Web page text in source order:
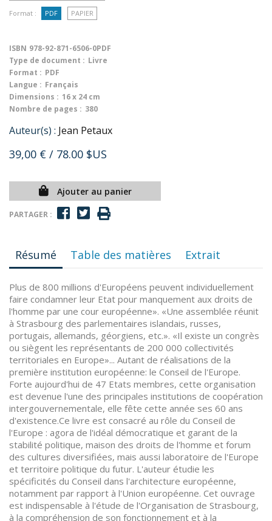
Format : PDF PAPIER
ISBN 978-92-871-6506-0PDF
Type de document : Livre
Format : PDF
Langue : Français
Dimensions : 16 x 24 cm
Nombre de pages : 380
Auteur(s) : Jean Petaux
39,00 € / 78.00 $US
Ajouter au panier
PARTAGER :
Résumé Table des matières Extrait
Plus de 800 millions d'Européens peuvent individuellement
faire condamner leur Etat pour manquement aux droits de
l'homme par une cour européenne». «Une assemblée réunit
à Strasbourg des parlementaires islandais, russes,
portugais, allemands, géorgiens, etc.». «Il existe un congrès
ou siègent les représentants de 200 000 collectivités
territoriales en Europe»... Autant de réalisations de la
première institution européenne: le Conseil de l'Europe.
Forte aujourd'hui de 47 Etats membres, cette organisation
est devenue l'une des principales institutions de coopération
intergouvernementale, elle fête cette année ses 60 ans
d'existence.Ce livre est consacré au rôle du Conseil de
l'Europe : agora de l'idéal démocratique et garant de la
stabilité politique, maison des droits de l'homme et forum
des cultures diversifiées, mais aussi laboratoire de l'Europe
et territoire politique du futur. L'auteur étudie les
spécificités du Conseil dans l'architecture européenne,
notamment par rapport à l'Union européenne. Cet ouvrage
est indispensable à l'étude de l'Organisation de Strasbourg,
à la compréhension de son fonctionnement et à la